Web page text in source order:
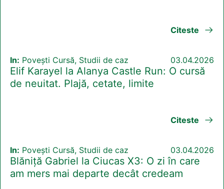
Citeste
In: Povești Cursă, Studii de caz 03.04.2026
Elif Karayel la Alanya Castle Run: O cursă
de neuitat. Plajă, cetate, limite
Citeste
In: Povești Cursă, Studii de caz 03.04.2026
Blăniță Gabriel la Ciucas X3: O zi în care
am mers mai departe decât credeam